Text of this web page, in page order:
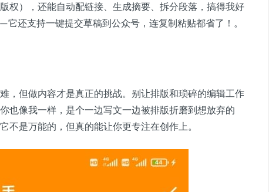
权），还能自动配链接、生成摘要、拆分段落，搞得我好
还支持一键提交草稿到公众号，连复制粘贴都省了！。
，但做内容才是真正的挑战。别让排版和琐碎的编辑工作
也像我一样，是个一边写文一边被排版折磨到想放弃的
不是万能的，但真的能让你更专注在创作上。